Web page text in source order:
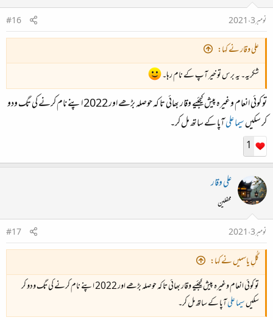
نومبر 3، 2021
#16
علی وقار نے کہا:
شکریہ۔ یہ برس تو خیر آپ کے نام رہا۔
تو کوئی انعام وغیرہ پیش کیجئیے وقار بھائی تا کہ حوصلہ بڑھے اور 2022 اپنے نام کرنے کی تگ ودو
کر سکیںسیما علیآپا کے ساتھ مل کر۔
1
علی وقار
محفلین
نومبر 3، 2021
#17
گُلِ یاسمیں نے کہا:
تو کوئی انعام وغیرہ پیش کیجئیے وقار بھائی تا کہ حوصلہ بڑھے اور 2022 اپنے نام کرنے کی تگ ودو کر
سکیںسیما علیآپا کے ساتھ مل کر۔